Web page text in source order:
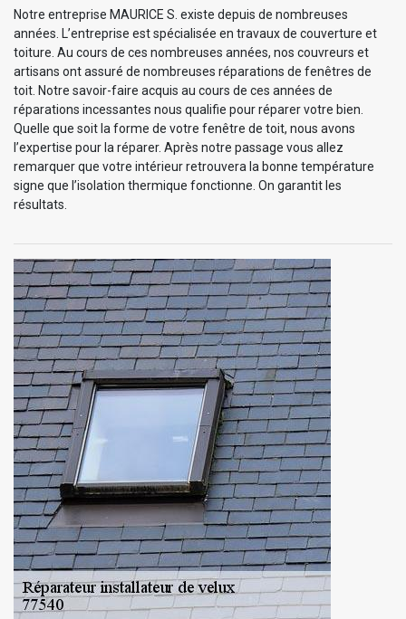
Notre entreprise MAURICE S. existe depuis de nombreuses
années. L’entreprise est spécialisée en travaux de couverture et
toiture. Au cours de ces nombreuses années, nos couvreurs et
artisans ont assuré de nombreuses réparations de fenêtres de
toit. Notre savoir-faire acquis au cours de ces années de
réparations incessantes nous qualifie pour réparer votre bien.
Quelle que soit la forme de votre fenêtre de toit, nous avons
l’expertise pour la réparer. Après notre passage vous allez
remarquer que votre intérieur retrouvera la bonne température
signe que l’isolation thermique fonctionne. On garantit les
résultats.